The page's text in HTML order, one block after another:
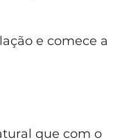
e comece a
que com o